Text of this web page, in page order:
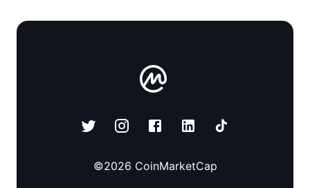
©2026 CoinMarketCap